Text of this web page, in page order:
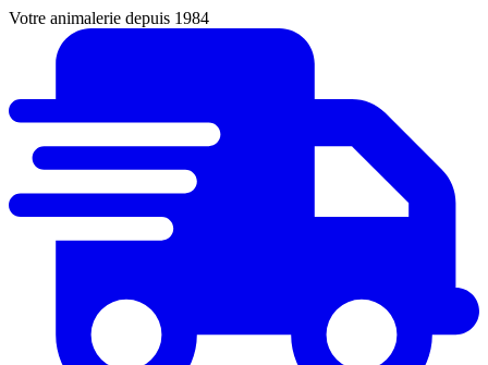
Votre animalerie depuis 1984